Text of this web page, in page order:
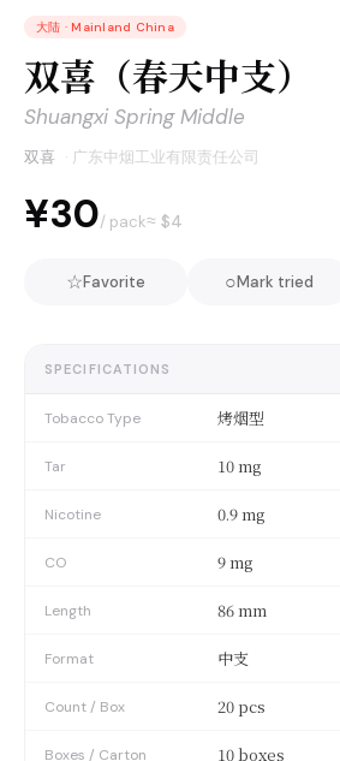
大陆 · Mainland China
双喜（春天中支）
Shuangxi Spring Middle
双喜 · 广东中烟工业有限责任公司
¥30/ pack≈ $4
☆Favorite ○Mark tried
SPECIFICATIONS
Tobacco Type 烤烟型
Tar 10 mg
Nicotine 0.9 mg
CO 9 mg
Length 86 mm
Format 中支
Count / Box 20 pcs
Boxes / Carton 10 boxes